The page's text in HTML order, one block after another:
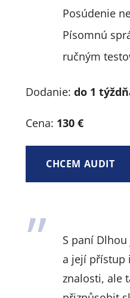
Posúdenie
Písomnú
ručným
Dodanie: do 1
Cena: 130 €
CHCEM AUDIT
Reference
S paní
a její přístup
znalosti, ale